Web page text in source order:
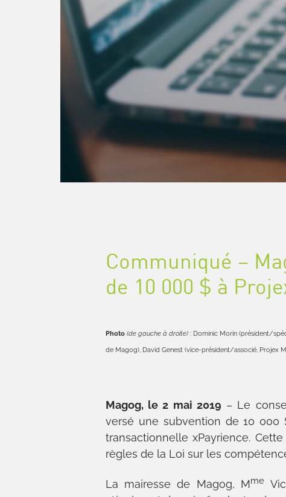
Communiqué –
de 10 000 $ à
Photo (de gauche à droite): Dominic Morin (président/
de Magog), David Genest (vice-président/associé, Projex
Magog, le 2 mai 2019 – Le
versé une subvention de 10 000
transactionnelle xPayrience.
règles de la Loi sur les
La mairesse de Magog, Mme